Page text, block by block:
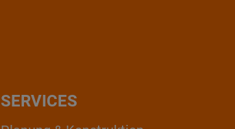
SERVICES